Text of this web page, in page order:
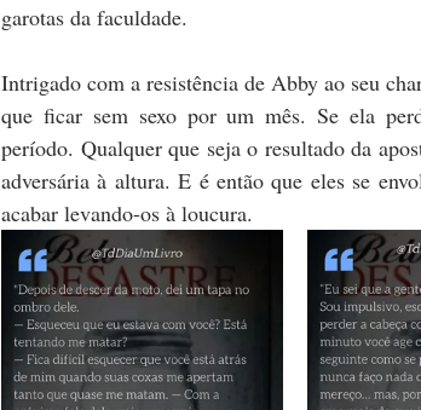
garotas da faculdade.
Intrigado com a resistência de Abby ao seu
que ficar sem sexo por um mês. Se ela
período. Qualquer que seja o resultado da
adversária à altura. E é então que eles se
acabar levando-os à loucura.